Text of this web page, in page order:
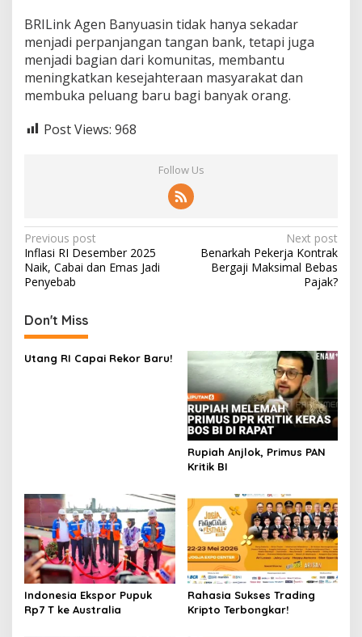
BRILink Agen Banyuasin tidak hanya sekadar
menjadi perpanjangan tangan bank, tetapi juga
menjadi bagian dari komunitas, membantu
meningkatkan kesejahteraan masyarakat dan
membuka peluang baru bagi banyak orang.
Post Views: 968
Follow Us
Post
navigation
Previous post
Inflasi RI Desember 2025
Naik, Cabai dan Emas Jadi
Penyebab
Next post
Benarkah Pekerja Kontrak
Bergaji Maksimal Bebas
Pajak?
Don't Miss
Utang RI Capai Rekor Baru!
Rupiah Anjlok, Primus PAN
Kritik BI
Indonesia Ekspor Pupuk
Rp7 T ke Australia
Rahasia Sukses Trading
Kripto Terbongkar!